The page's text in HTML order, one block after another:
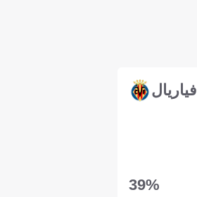
فياريال
39‎%‎